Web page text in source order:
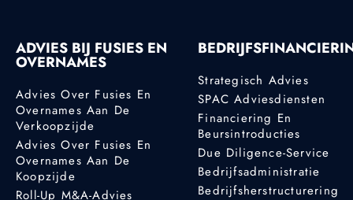
ADVIES BIJ FUSIES EN
OVERNAMES
Advies Over Fusies En
Overnames Aan De
Verkoopzijde
Advies Over Fusies En
Overnames Aan De
Koopzijde
Roll-Up M&A-Advies
Strategisch Advies
SPAC Adviesdiensten
Financiering En
Beursintroducties
Due Diligence-Service
Bedrijfsadministratie
Bedrijfsherstructurering